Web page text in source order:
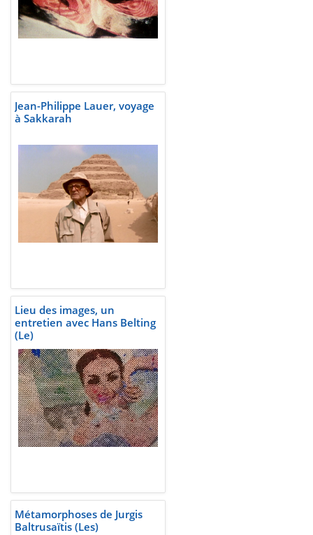
Jean-Philippe Lauer, voyage
à Sakkarah
Lieu des images, un
entretien avec Hans Belting
(Le)
Métamorphoses de Jurgis
Baltrusaïtis (Les)